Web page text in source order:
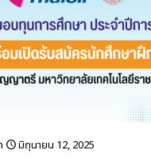
มิถุนายน 12, 2025